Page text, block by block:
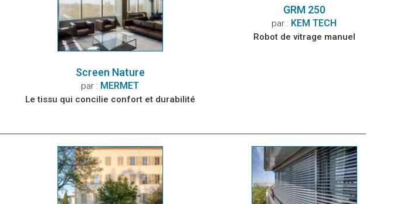
Screen Nature
par : MERMET
Le tissu qui concilie confort et durabilité
GRM 250
par : KEM TECH
Robot de vitrage manuel